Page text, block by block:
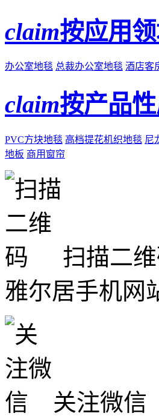
claim按应用
办公室地毯 总裁办公室地毯 酒店客
claim按产品
PVC方块地毯 高档提花机织地毯 尼
地板 商用窗帘
扫描二
雅尔居手机网
关注微信